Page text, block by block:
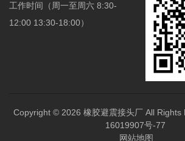
工作时间（周一至周六 8:30-
12:00 13:30-18:00）
Copyright © 2026 橡胶避震接头厂 All
16019907号-77
网站地图